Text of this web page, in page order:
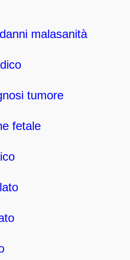
malasanità
tumore
fetale